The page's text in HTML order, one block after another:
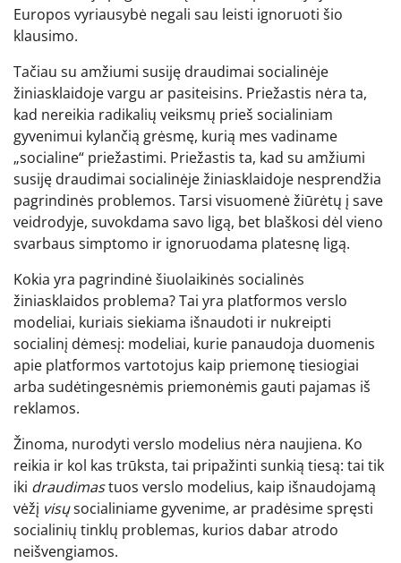
Europos vyriausybė negali sau leisti ignoruoti šio
klausimo.
Tačiau su amžiumi susiję draudimai socialinėje
žiniasklaidoje vargu ar pasiteisins. Priežastis nėra ta,
kad nereikia radikalių veiksmų prieš socialiniam
gyvenimui kylančią grėsmę, kurią mes vadiname
„socialine“ priežastimi. Priežastis ta, kad su amžiumi
susiję draudimai socialinėje žiniasklaidoje nesprendžia
pagrindinės problemos. Tarsi visuomenė žiūrėtų į save
veidrodyje, suvokdama savo ligą, bet blaškosi dėl vieno
svarbaus simptomo ir ignoruodama platesnę ligą.
Kokia yra pagrindinė šiuolaikinės socialinės
žiniasklaidos problema? Tai yra platformos verslo
modeliai, kuriais siekiama išnaudoti ir nukreipti
socialinį dėmesį: modeliai, kurie panaudoja duomenis
apie platformos vartotojus kaip priemonę tiesiogiai
arba sudėtingesnėmis priemonėmis gauti pajamas iš
reklamos.
Žinoma, nurodyti verslo modelius nėra naujiena. Ko
reikia ir kol kas trūksta, tai pripažinti sunkią tiesą: tai tik
iki draudimastuos verslo modelius, kaip išnaudojamą
vėžį visųsocialiniame gyvenime, ar pradėsime spręsti
socialinių tinklų problemas, kurios dabar atrodo
neišvengiamos.